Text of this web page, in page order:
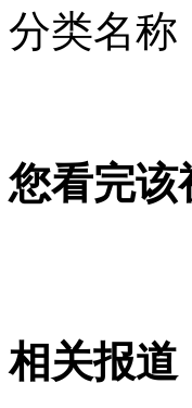
实拍西班牙一飞
马鼎盛：日若自
山西运城恶犬咬
分类名称
您看完该
相关报道